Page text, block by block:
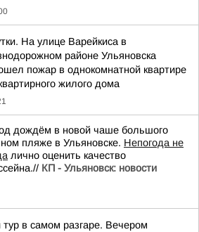
На улице Варейкиса в
районе Ульяновска
пожар в однокомнатной квартире
жилого дома
дождём в новой чаше большого
пляже в Ульяновске. Непогода не
лично оценить качество
КП - Ульяновск: новости
тур в самом разгаре. Вечером